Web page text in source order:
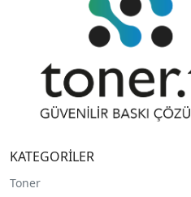
KATEGORİLER
Toner